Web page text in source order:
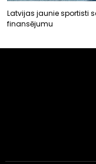
Latvijas jaunie sportisti
finansējumu